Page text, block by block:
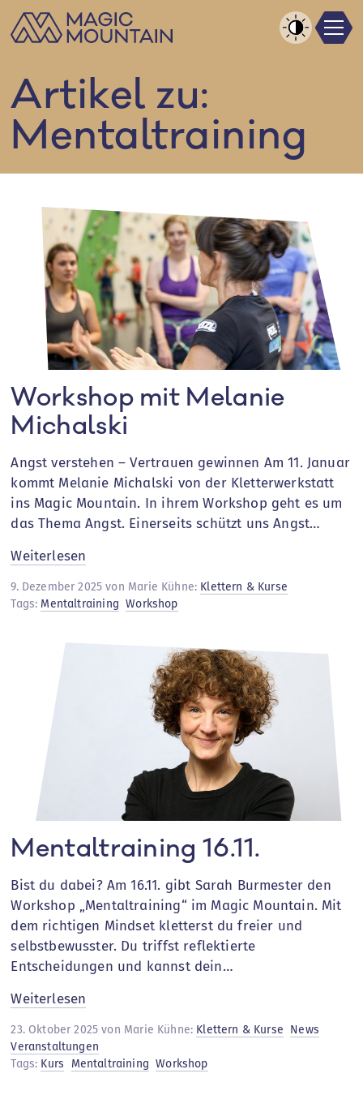
Zum
Inhalt
Artikel zu:
Mentaltraining
Workshop mit Melanie
Michalski
Angst verstehen – Vertrauen gewinnen Am 11. Januar
kommt Melanie Michalski von der Kletterwerkstatt
ins Magic Mountain. In ihrem Workshop geht es um
das Thema Angst. Einerseits schützt uns Angst…
Weiterlesen
mit
Melanie
9. Dezember 2025 von Marie Kühne: Klettern & Kurse
Tags: Mentaltraining Workshop
Mentaltraining 16.11.
Bist du dabei? Am 16.11. gibt Sarah Burmester den
Workshop „Mentaltraining“ im Magic Mountain. Mit
dem richtigen Mindset kletterst du freier und
selbstbewusster. Du triffst reflektierte
Entscheidungen und kannst dein…
Weiterlesen
16.11.
23. Oktober 2025 von Marie Kühne: Klettern & Kurse News
Veranstaltungen
Tags: Kurs Mentaltraining Workshop